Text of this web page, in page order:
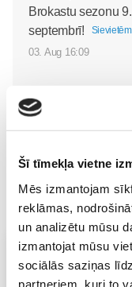
Šī tīmekļa vietne
Mēs izmantojam
reklāmas,
un analizētu mūsu
izmantojat mūsu
sociālās saziņas
partneriem, kuri to
Brokastu sezonu 9.
septembrī!
Sievietēm
03. Aug 16:09
Grūtnieču